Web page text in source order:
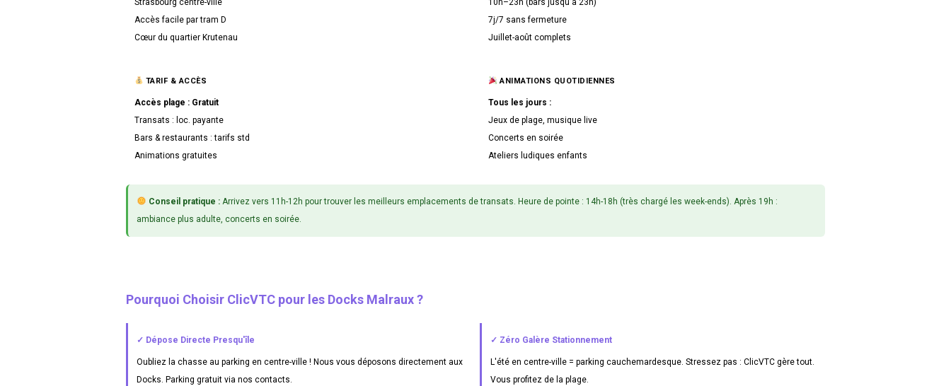
Accès facile par tram D
Cœur du quartier Krutenau
7j/7 sans fermeture
Juillet-août complets
TARIF & ACCÈS
Accès plage : Gratuit
Transats : loc. payante
Bars & restaurants : tarifs std
Animations gratuites
ANIMATIONS QUOTIDIENNES
Tous les jours :
Jeux de plage, musique live
Concerts en soirée
Ateliers ludiques enfants
Conseil pratique :Arrivez vers 11h-12h pour trouver les meilleurs emplacements de transats. Heure de pointe : 14h-18h (très chargé les week-ends). Après 19h :
ambiance plus adulte, concerts en soirée.
Pourquoi Choisir ClicVTC pour les Docks Malraux ?
✓ Dépose Directe Presqu'île
Oubliez la chasse au parking en centre-ville ! Nous vous déposons directement aux
Docks. Parking gratuit via nos contacts.
✓ Zéro Galère Stationnement
L'été en centre-ville = parking cauchemardesque. Stressez pas : ClicVTC gère tout.
Vous profitez de la plage.